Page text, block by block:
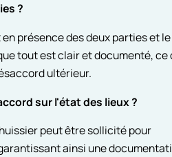
?
présence des deux parties et le
tout est clair et documenté, ce
ultérieur.
sur l'état des lieux ?
peut être sollicité pour
ainsi une